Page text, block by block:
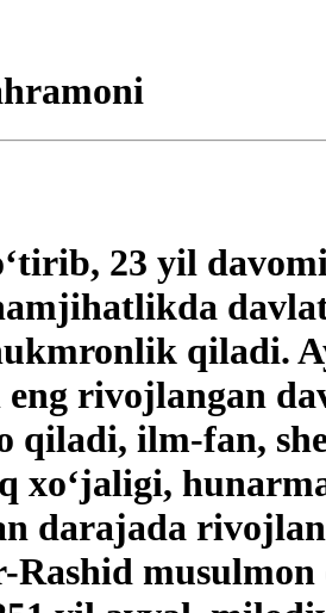
23 yil
qiladi.
rivojlangan
ilm-fan,
xo‘jaligi,
darajada
musulmon